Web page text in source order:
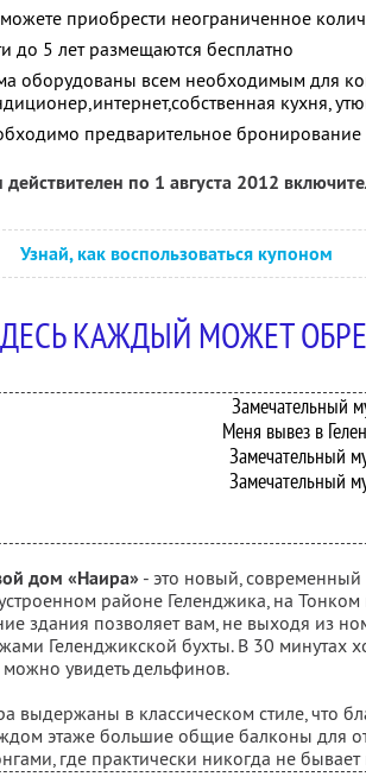
приобрести неограниченное
до 5 лет размещаются бесплатно
оборудованы всем необходимым для
кухня,
предварительное бронирование
действителен по 1 августа 2012
Узнай, как воспользоваться купоном
КАЖДЫЙ МОЖЕТ
Замечательный
Меня вывез в
Замечательный
Замечательный
дом «Наира» - это новый,
районе Геленджика, на
здания позволяет вам, не выходя из
Геленджикской бухты. В 30 минутах
можно увидеть дельфинов.
выдержаны в классическом стиле, что
этаже большие общие балконы для
где практически никогда не